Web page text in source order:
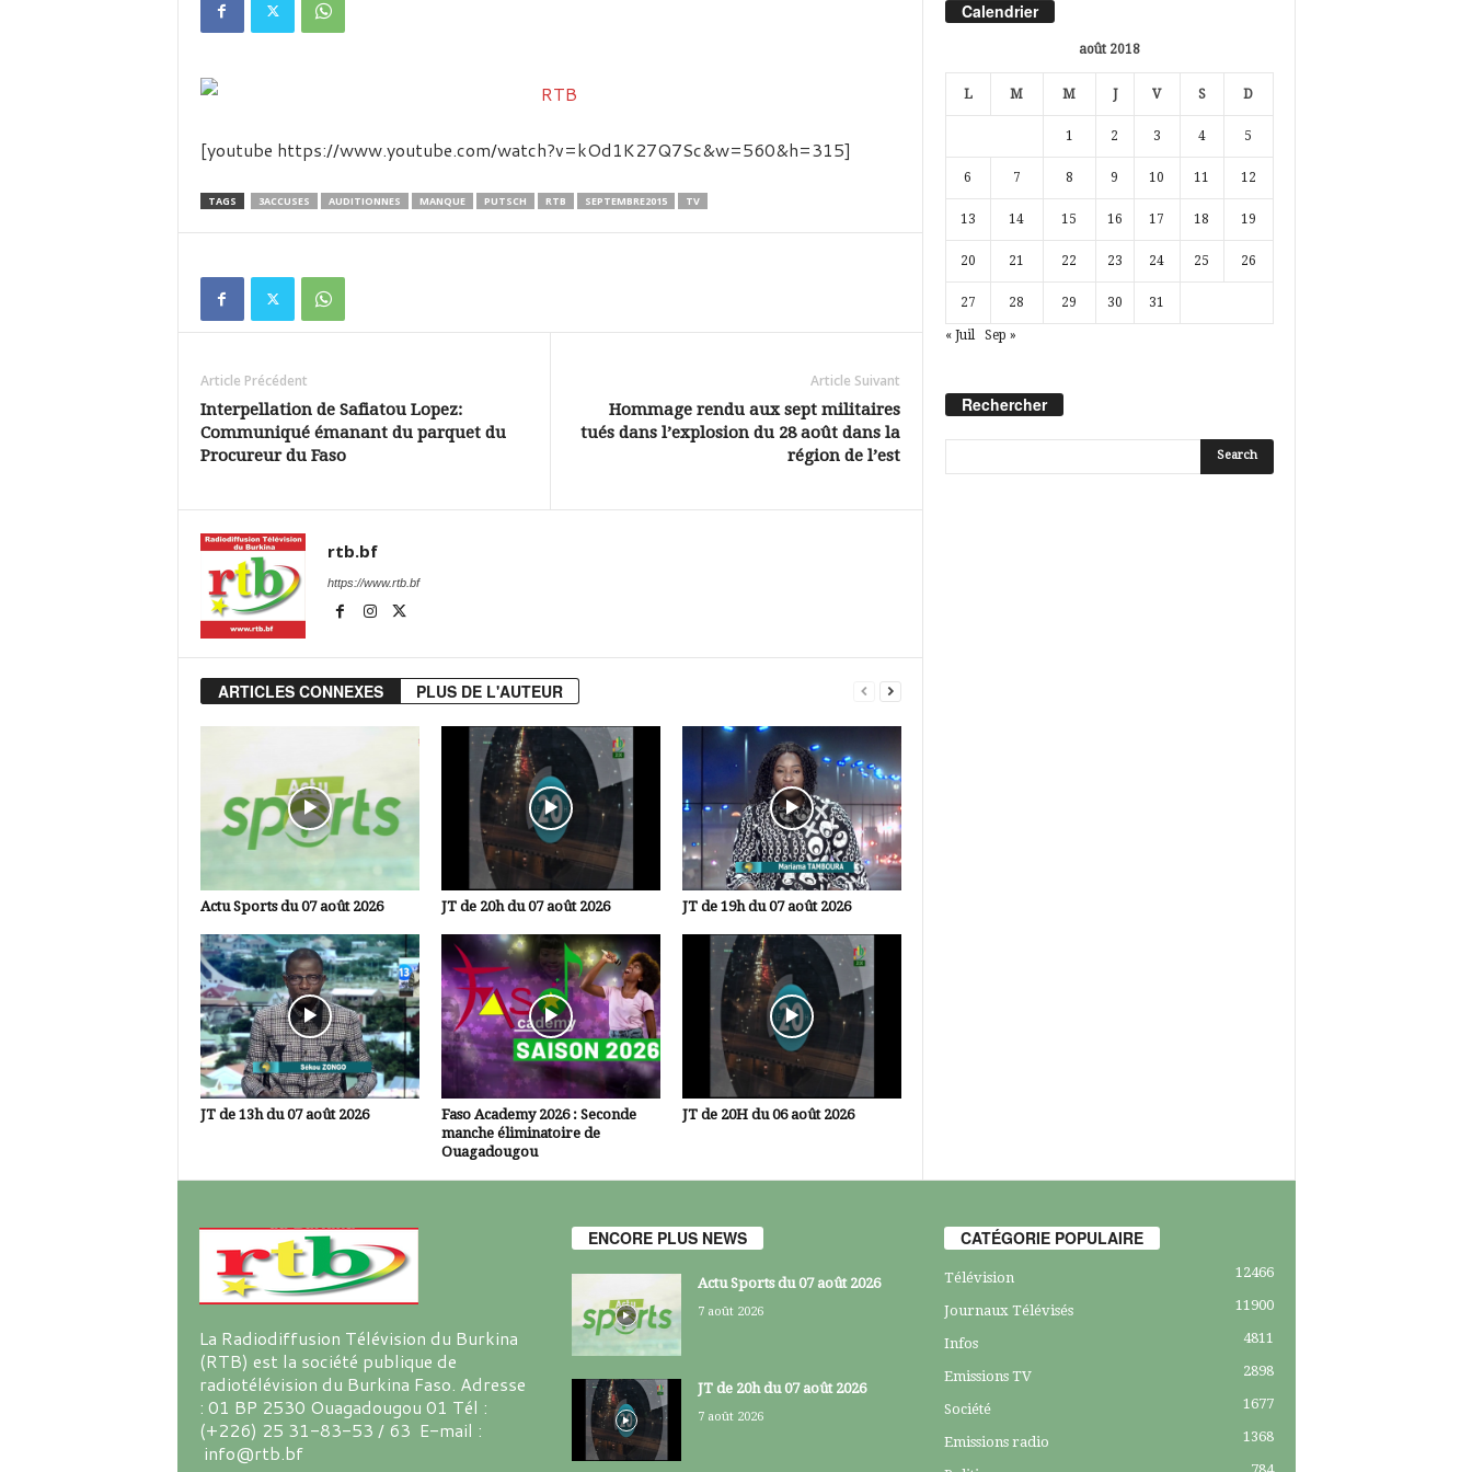
u
[youtube https://www.youtube.com/watch?v=kOd1K27Q7Sc&w=560&h=315]
TAGS 3ACCUSES AUDITIONNES MANQUE PUTSCH RTB SEPTEMBRE2015 TV
Article Précédent
Interpellation de Safiatou Lopez:
Communiqué émanant du parquet du
Procureur du Faso
Article Suivant
Hommage rendu aux sept militaires
tués dans l’explosion du 28 août dans la
région de l’est
rtb.bf
https://www.rtb.bf
ARTICLES CONNEXES PLUS DE L'AUTEUR
Actu Sports du 07 août 2026 JT de 20h du 07 août 2026 JT de 19h du 07 août 2026
JT de 13h du 07 août 2026
Faso Academy 2026 : Seconde
manche éliminatoire de
Ouagadougou
JT de 20H du 06 août 2026
Calendrier
août 2018
L M M J V S D
1 2 3 4 5
6 7 8 9 10 11 12
13 14 15 16 17 18 19
20 21 22 23 24 25 26
27 28 29 30 31
« Juil Sep »
Rechercher
La Radiodiffusion Télévision du Burkina
(RTB) est la société publique de
radiotélévision du Burkina Faso. Adresse
: 01 BP 2530 Ouagadougou 01 Tél :
(+226) 25 31-83-53 / 63 E-mail :
info@rtb.bf
ENCORE PLUS NEWS
Actu Sports du 07 août 2026
7 août 2026
JT de 20h du 07 août 2026
7 août 2026
CATÉGORIE POPULAIRE
Télévision 12466
Journaux Télévisés 11900
Infos 4811
Emissions TV 2898
Société 1677
Emissions radio 1368